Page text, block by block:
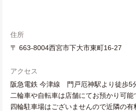
住所
〒 663-8004西宮市下大市東町16-27
アクセス
阪急電鉄 今津線 門戸厄神駅より徒歩5
二輪車や自転車は店舗にてお預かり可能
四輪駐車場はございませんので近隣の有